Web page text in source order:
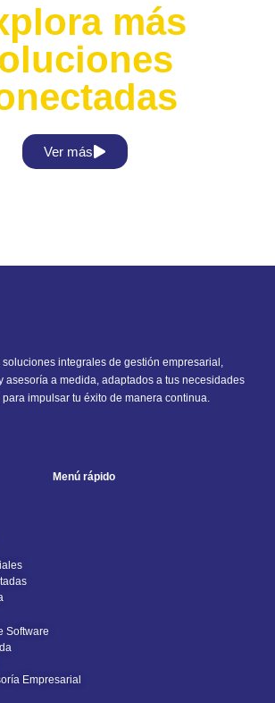
más
Ver más
integrales de gestión empresarial,
asesoría a medida, adaptados a tus necesidades
impulsar tu éxito de manera continua.
Menú rápido
Software
Empresarial